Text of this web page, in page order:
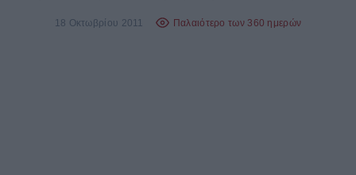
18 Οκτωβρίου 2011 Παλαιότερο των 360 ημερών